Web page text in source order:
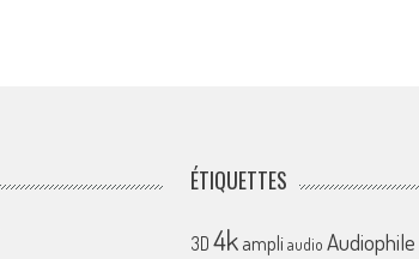
ÉTIQUETTES
3D 4k ampliaudio Audiophile